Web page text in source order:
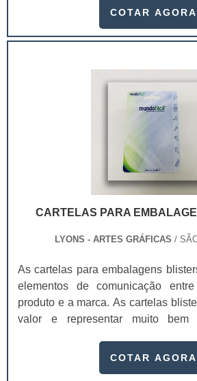
possíveis clientes, fazendo com
conhecimento sobre os diversos
serviço.Saber das diferenças
COTAR AGORA
CARTELAS PARA
LYONS - ARTES GRÁFICAS /
As cartelas para embalagens
elementos de comunicação
produto e a marca. As cartelas
valor e representar muito bem
comunicação entre oCOTAR AGORA